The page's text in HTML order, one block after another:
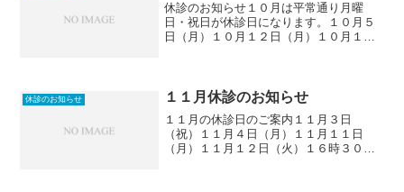
休診のお知らせ１０月は平常通り月曜
日・祝日が休診日になります。１０月５
日（月）１０月１２日（月）１０月１９
休診のお知らせ １１月休診のお知らせ
１１月の休診日のご案内１１月３日
（祝）１１月４日（月）１１月１１日
（月）１１月１２日（火）１６時３０分